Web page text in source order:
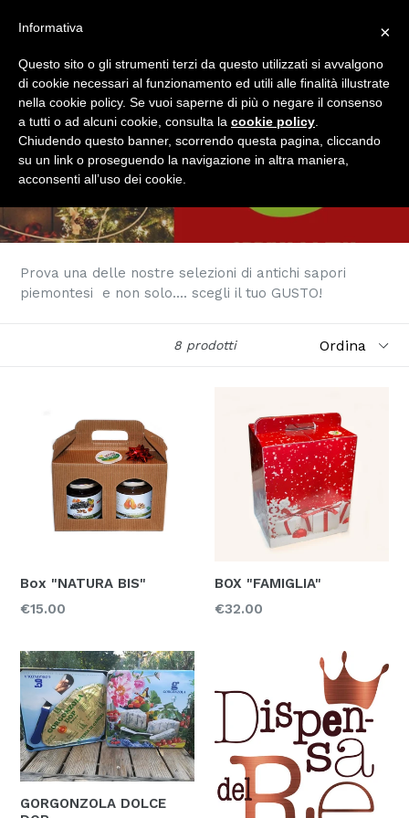
SCOPRI....
Prova una delle nostre selezioni di antichi sapori
piemontesi e non solo.... scegli il tuo GUSTO!
8 prodotti
Box "NATURA BIS"
Prezzo
€15.00
BOX "FAMIGLIA"
Prezzo
€32.00
GORGONZOLA DOLCE
×
Informativa
Questo sito o gli strumenti terzi da questo utilizzati si avvalgono
di cookie necessari al funzionamento ed utili alle finalità illustrate
nella cookie policy. Se vuoi saperne di più o negare il consenso
a tutti o ad alcuni cookie, consulta la cookie policy.
Chiudendo questo banner, scorrendo questa pagina, cliccando
su un link o proseguendo la navigazione in altra maniera,
acconsenti all’uso dei cookie.